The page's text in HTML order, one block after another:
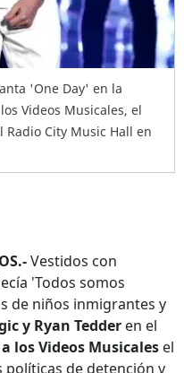
'One Day' en la
Videos Musicales, el
Radio City Music Hall en
Vestidos con
'Todos somos
de niños inmigrantes y
y Ryan Tedder en el
los Videos Musicales el
de detención y